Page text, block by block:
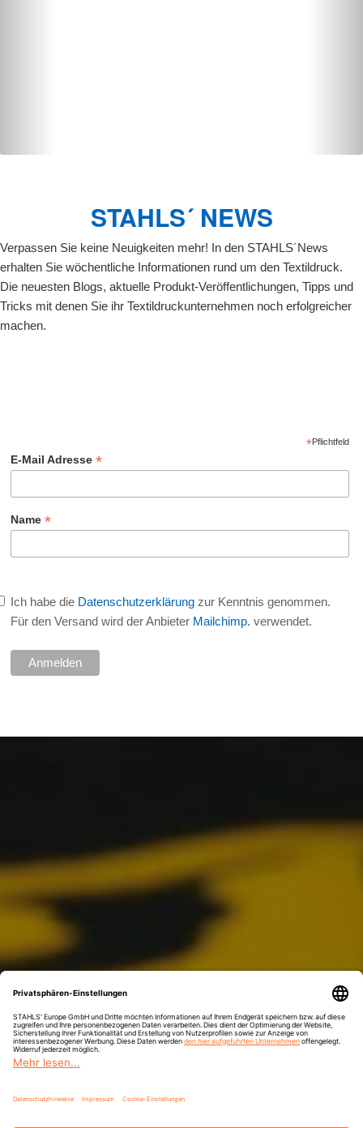
STAHLS´ NEWS
Verpassen Sie keine Neuigkeiten mehr! In den STAHLS´News
erhalten Sie wöchentliche Informationen rund um den Textildruck.
Die neuesten Blogs, aktuelle Produkt-Veröffentlichungen, Tipps und
Tricks mit denen Sie ihr Textildruckunternehmen noch erfolgreicher
machen.
*Pflichtfeld
E-Mail Adresse*
Name*
Ich habe die Datenschutzerklärung zur Kenntnis genommen.
Für den Versand wird der Anbieter Mailchimp. verwendet.